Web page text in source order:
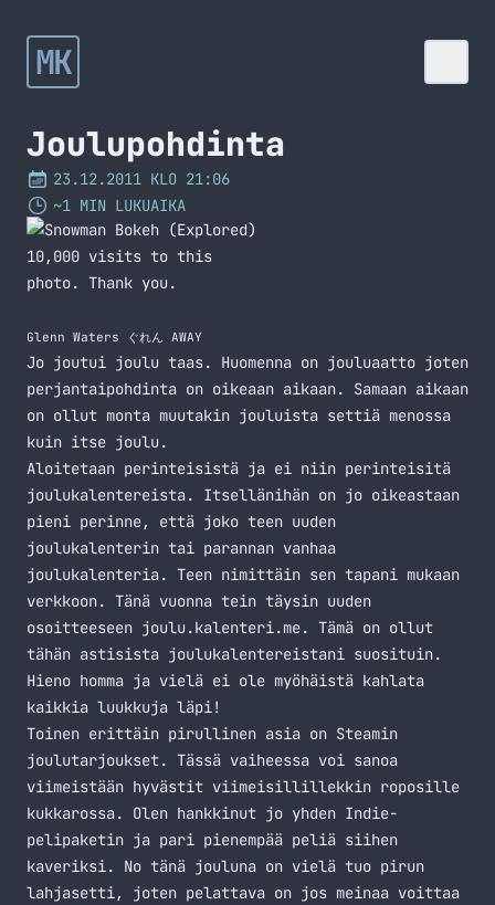
MK
Joulupohdinta
23.12.2011 KLO 21:06
~1 MIN LUKUAIKA
Glenn Waters ぐれん AWAY
Jo joutui joulu taas. Huomenna on jouluaatto joten
perjantaipohdinta on oikeaan aikaan. Samaan aikaan
on ollut monta muutakin jouluista settiä menossa
kuin itse joulu.
Aloitetaan perinteisistä ja ei niin perinteisitä
joulukalentereista. Itsellänihän on jo oikeastaan
pieni perinne, että joko teen uuden
joulukalenterin tai parannan vanhaa
joulukalenteria. Teen nimittäin sen tapani mukaan
verkkoon. Tänä vuonna tein täysin uuden
osoitteeseen joulu.kalenteri.me. Tämä on ollut
tähän astisista joulukalentereistani suosituin.
Hieno homma ja vielä ei ole myöhäistä kahlata
kaikkia luukkuja läpi!
Toinen erittäin pirullinen asia on Steamin
joulutarjoukset. Tässä vaiheessa voi sanoa
viimeistään hyvästit viimeisillillekkin roposille
kukkarossa. Olen hankkinut jo yhden Indie-
pelipaketin ja pari pienempää peliä siihen
kaveriksi. No tänä jouluna on vielä tuo pirun
lahjasetti, joten pelattava on jos meinaa voittaa